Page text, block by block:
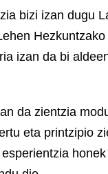
bizi izan dugu
izan da bi
da zientzia
eta printzipio